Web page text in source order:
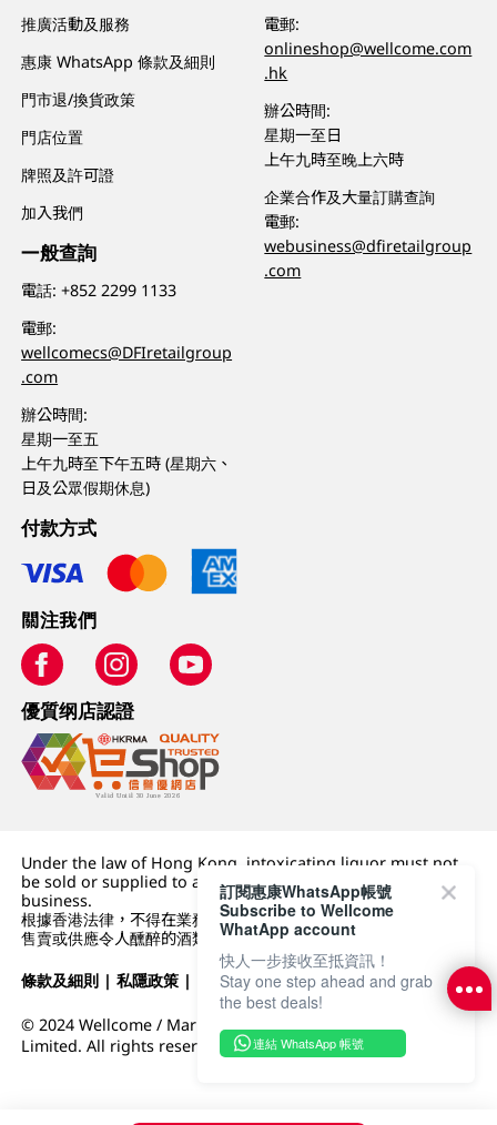
推廣活動及服務
惠康 WhatsApp 條款及細則
門市退/換貨政策
門店位置
牌照及許可證
加入我們
一般查詢
電話:+852 2299 1133
電郵:
wellcomecs@DFIretailgroup
.com
辦公時間:
星期一至五
上午九時至下午五時 (星期六、
日及公眾假期休息)
電郵:
onlineshop@wellcome.com
.hk
辦公時間:
星期一至日
上午九時至晚上六時
企業合作及大量訂購查詢
電郵:
webusiness@dfiretailgroup
.com
付款方式
關注我們
優質纲店認證
Under the law of Hong Kong, intoxicating liquor must not
be sold or supplied to a minor (under 18) in the course of
business.
根據香港法律，不得在業務過程中，向未成年人 (18 歲以下人士)
售賣或供應令人醺醉的酒類。
條款及細則 |私隱政策 | DFI零售集團
© 2024 Wellcome / Market Place. The Dairy Farm Company
Limited. All rights reserved.
訂閱惠康WhatsApp帳號
Subscribe to Wellcome
WhatApp account
快人一步接收至抵資訊！
Stay one step ahead and grab
the best deals!
連結 WhatsApp 帳號